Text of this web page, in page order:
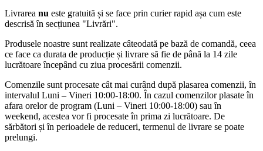
Livrarea nu este gratuită și se face prin curier rapid așa cum este
descrisă în secțiunea "Livrări".
Produsele noastre sunt realizate câteodată pe bază de comandă, ceea
ce face ca durata de producție și livrare să fie de până la 14 zile
lucrătoare începând cu ziua procesării comenzii.
Comenzile sunt procesate cât mai curând după plasarea comenzii, în
intervalul Luni – Vineri 10:00-18:00. În cazul comenzilor plasate în
afara orelor de program (Luni – Vineri 10:00-18:00) sau în
weekend, acestea vor fi procesate în prima zi lucrătoare. De
sărbători și în perioadele de reduceri, termenul de livrare se poate
prelungi.